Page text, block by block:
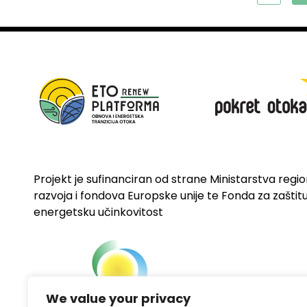
We value your privacy
Projekt je sufinanciran od strane Ministarstva
razvoja i fondova Europske unije te Fonda za
energetsku učinkovitost